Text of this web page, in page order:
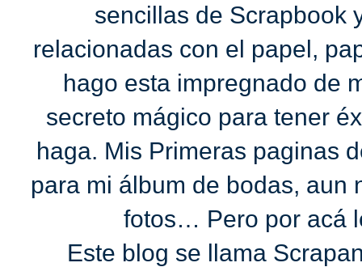
sencillas de Scrapbook
relacionadas con el papel,
hago esta impregnado de
secreto mágico para tener
haga. Mis Primeras paginas
para mi álbum de bodas,
fotos… Pero por acá
Este blog se llama